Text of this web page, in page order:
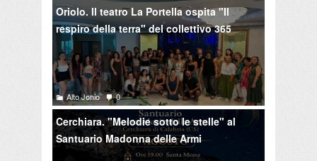
Oriolo. Il teatro La Portella ospita "Il
respiro della terra" del collettivo 365
Alto Jonio 0
Cerchiara. "Melodie sotto le stelle" al
Santuario Madonna delle Armi